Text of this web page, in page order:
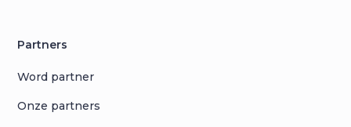
Partners
Word partner
Onze partners